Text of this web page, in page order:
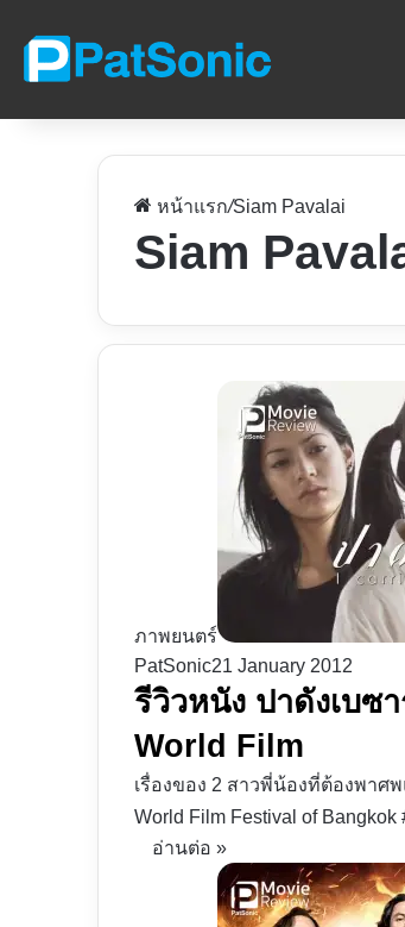
หน้าแรก/Siam Pavalai
Siam
ภาพยนตร์
PatSonic21 January 2012
รีวิวหนัง ปาดังเบซ
World Film
เรื่องของ 2 สาวพี่น้องที่ต้องพาศ
World Film Festival of Bangkok
อ่านต่อ »